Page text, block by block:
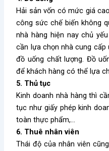
Hải sản vốn có mức giá
công sức chế biến không
nhà hàng hiện nay chủ
cần lựa chọn nhà cung
đồ uống chất lượng. Đồ
để khách hàng có thể lựa
5. Thủ tục
Kinh doanh nhà hàng thì
tục như giấy phép kinh
toàn thực phẩm,…
6. Thuê nhân viên
Thái độ của nhân viên